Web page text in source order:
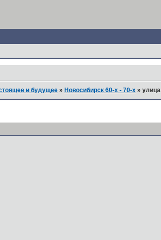
и будущее »Новосибирск 60-х - 70-х »